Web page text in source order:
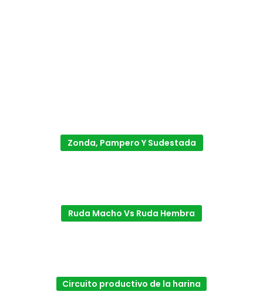
Zonda, Pampero Y Sudestada
Ruda Macho Vs Ruda Hembra
Circuito productivo de la harina